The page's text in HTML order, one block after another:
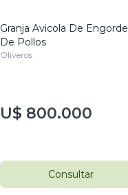
Granja Avicola De Engorde
De Pollos
Oliveros
U$ 800.000
Consultar